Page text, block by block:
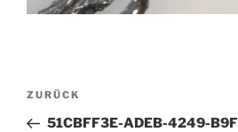
Beitragsnavigation
Vorheriger
Beitrag
ZURÜCK
51CBFF3E-ADEB-4249-